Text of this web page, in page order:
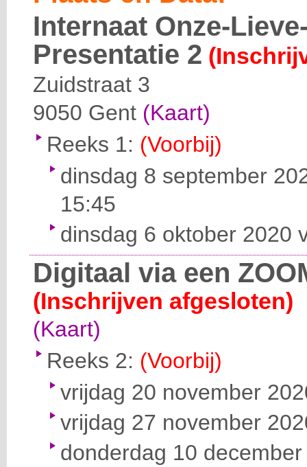
Internaat Onze-
Presentatie 2
Zuidstraat 3
9050 Gent (Kaart)
Reeks 1: (Voorbij)
dinsdag 8 september
15:45
dinsdag 6 oktober 2020
Digitaal via een
(Inschrijven afgesloten)
(Kaart)
Reeks 2: (Voorbij)
vrijdag 20 november
vrijdag 27 november
donderdag 10